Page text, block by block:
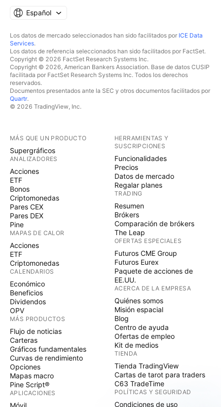
Español
Los datos de mercado seleccionados han sido facilitados por ICE Data
Services.
Los datos de referencia seleccionados han sido facilitados por FactSet.
Copyright © 2026 FactSet Research Systems Inc.
Copyright © 2026, American Bankers Association. Base de datos CUSIP
facilitada por FactSet Research Systems Inc. Todos los derechos
reservados.
Documentos presentados ante la SEC y otros documentos facilitados por
Quartr.
© 2026 TradingView, Inc.
MÁS QUE UN PRODUCTO
Supergráficos
ANALIZADORES
Acciones
ETF
Bonos
Criptomonedas
Pares CEX
Pares DEX
Pine
MAPAS DE CALOR
Acciones
ETF
Criptomonedas
CALENDARIOS
Económico
Beneficios
Dividendos
OPV
MÁS PRODUCTOS
Flujo de noticias
Carteras
Gráficos fundamentales
Curvas de rendimiento
Opciones
Mapas macro
Pine Script®
APLICACIONES
Móvil
HERRAMIENTAS Y
SUSCRIPCIONES
Funcionalidades
Precios
Datos de mercado
Regalar planes
TRADING
Resumen
Brókers
Comparación de brókers
The Leap
OFERTAS ESPECIALES
Futuros CME Group
Futuros Eurex
Paquete de acciones de
EE.UU.
ACERCA DE LA EMPRESA
Quiénes somos
Misión espacial
Blog
Centro de ayuda
Ofertas de empleo
Kit de medios
TIENDA
Tienda TradingView
Cartas de tarot para traders
C63 TradeTime
POLÍTICAS Y SEGURIDAD
Condiciones de uso